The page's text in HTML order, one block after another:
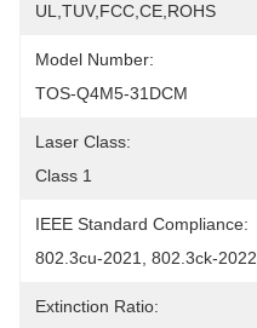
UL,TUV,FCC,CE,ROHS
Model Number:
TOS-Q4M5-31DCM
Laser Class:
Class 1
IEEE Standard Compliance:
802.3cu-2021, 802.3ck-2022
Extinction Ratio: